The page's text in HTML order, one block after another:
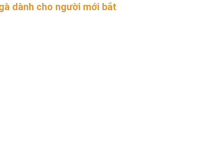
dành cho người mới bắt